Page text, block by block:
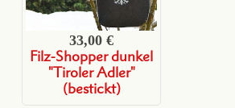
33,00 €
Filz-Shopper dunkel
"Tiroler Adler"
(bestickt)